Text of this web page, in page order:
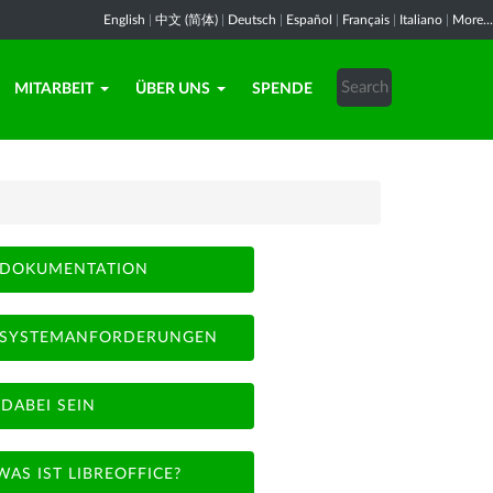
English 中文 (简体) Deutsch Español Français Italiano More...
MITARBEIT ÜBER UNS SPENDE
DOKUMENTATION
SYSTEMANFORDERUNGEN
DABEI SEIN
IST LIBREOFFICE?